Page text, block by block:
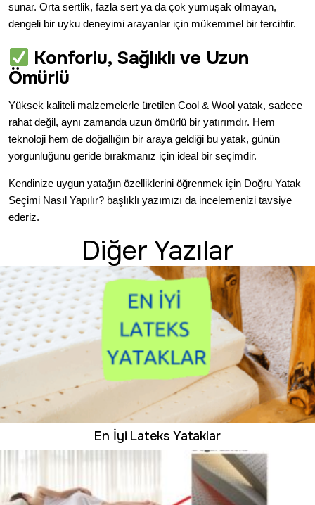
sunar. Orta sertlik, fazla sert ya da çok yumuşak olmayan,
dengeli bir uyku deneyimi arayanlar için mükemmel bir tercihtir.
Konforlu, Sağlıklı ve Uzun
Ömürlü
Yüksek kaliteli malzemelerle üretilen Cool & Wool yatak, sadece
rahat değil, aynı zamanda uzun ömürlü bir yatırımdır. Hem
teknoloji hem de doğallığın bir araya geldiği bu yatak, günün
yorgunluğunu geride bırakmanız için ideal bir seçimdir.
Kendinize uygun yatağın özelliklerini öğrenmek için Doğru Yatak
Seçimi Nasıl Yapılır? başlıklı yazımızı da incelemenizi tavsiye
ederiz.
Diğer Yazılar
En İyi Lateks Yataklar